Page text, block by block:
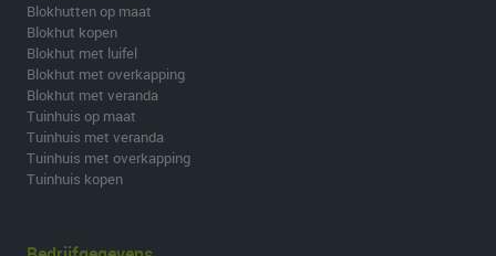
Blokhutten op maat
Blokhut kopen
Blokhut met luifel
Blokhut met overkapping
Blokhut met veranda
Tuinhuis op maat
Tuinhuis met veranda
Tuinhuis met overkapping
Tuinhuis kopen